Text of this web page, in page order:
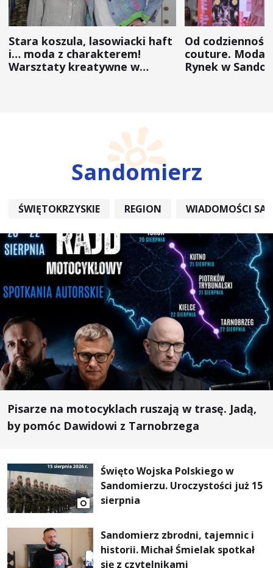
Stara koszula, lasowiacki haft
i… moda z charakterem!
Warsztaty kreatywne w
Od
couture. Moda
Rynek w
Sandomierz
ŚWIĘTOKRZYSKIE REGION WIADOMOŚCI
Pisarze na motocyklach ruszają w trasę. Jadą,
by pomóc Dawidowi z Tarnobrzega
Święto Wojska Polskiego w
Sandomierzu. Uroczystości już 15
sierpnia
Sandomierz zbrodni, tajemnic i
historii. Michał Śmielak spotkał
się z czytelnikami